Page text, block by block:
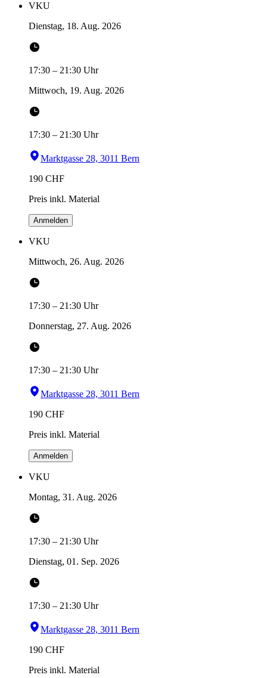
VKU
Dienstag, 18. Aug. 2026
17:30 – 21:30 Uhr
Mittwoch, 19. Aug. 2026
17:30 – 21:30 Uhr
Marktgasse 28, 3011 Bern
190 CHF
Preis inkl. Material
Anmelden
VKU
Mittwoch, 26. Aug. 2026
17:30 – 21:30 Uhr
Donnerstag, 27. Aug. 2026
17:30 – 21:30 Uhr
Marktgasse 28, 3011 Bern
190 CHF
Preis inkl. Material
Anmelden
VKU
Montag, 31. Aug. 2026
17:30 – 21:30 Uhr
Dienstag, 01. Sep. 2026
17:30 – 21:30 Uhr
Marktgasse 28, 3011 Bern
190 CHF
Preis inkl. Material